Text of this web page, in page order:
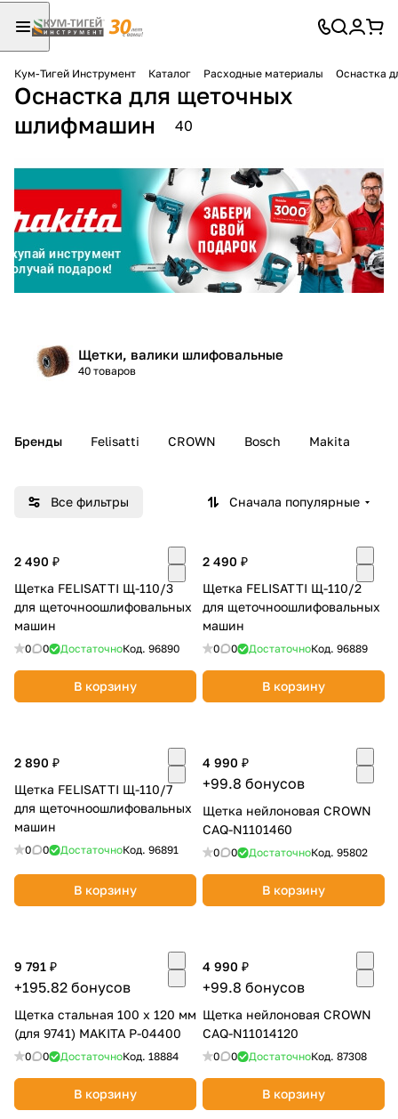
Кум-Тигей Инструмент Каталог Расходные материалы Оснастка
Оснастка для щеточных
шлифмашин
40
Щетки, валики шлифовальные
40 товаров
Бренды Felisatti CROWN Bosch Makita
Все фильтры Сначала популярные
2 490 ₽
Щетка FELISATTI Щ-110/3
для щеточноошлифовальных
машин
0 0 ДостаточноКод. 96890
В корзину
2 490 ₽
Щетка FELISATTI Щ-110/2
для щеточноошлифовальных
машин
0 0 ДостаточноКод. 96889
В корзину
2 890 ₽
Щетка FELISATTI Щ-110/7
для щеточноошлифовальных
машин
0 0 ДостаточноКод. 96891
В корзину
4 990 ₽
+99.8 бонусов
Щетка нейлоновая CROWN
CAQ-N1101460
0 0 ДостаточноКод. 95802
В корзину
9 791 ₽
+195.82 бонусов
Щетка стальная 100 х 120 мм
(для 9741) MAKITA P-04400
0 0 ДостаточноКод. 18884
В корзину
4 990 ₽
+99.8 бонусов
Щетка нейлоновая CROWN
CAQ-N11014120
0 0 ДостаточноКод. 87308
В корзину
Для клиентов всех банков
Разбейте
оплатуна части
без переплат
График платежей
25%
в корзину
Оплачивайте сегодня только
Получайте товар
выбранный способом
Оставшиеся75% будут
списываться
Подробнее
об оплате Плайтом
25
недели
Остались вопросы?
plait.ru